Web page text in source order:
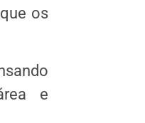
os
e